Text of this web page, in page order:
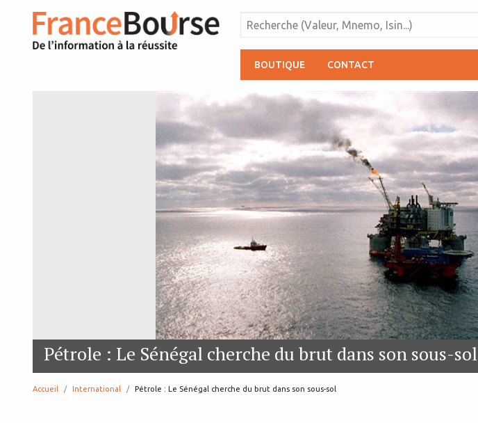
BOUTIQUE CONTACT
Pétrole : Le Sénégal cherche du brut dans son sous-sol
Accueil International page:
Pétrole : Le Sénégal cherche du brut dans son sous-sol